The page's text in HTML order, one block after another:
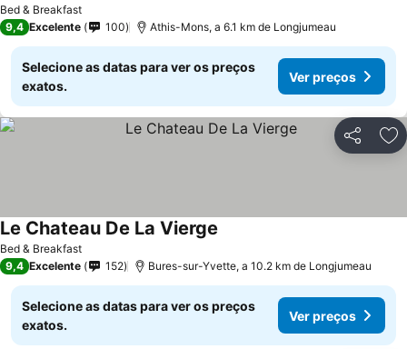
Bed & Breakfast
9,4 Excelente 100 Athis-Mons, a 6.1 km de Longjumeau
Selecione as datas para ver os preços
exatos.
Ver preços
Partilhar
Bed & Breakfast
Le Chateau De La Vierge
9,4 Excelente 152 Bures-sur-Yvette, a 10.2 km de Longjumeau
Selecione as datas para ver os preços
exatos.
Ver preços